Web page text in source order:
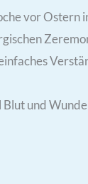
vor
und